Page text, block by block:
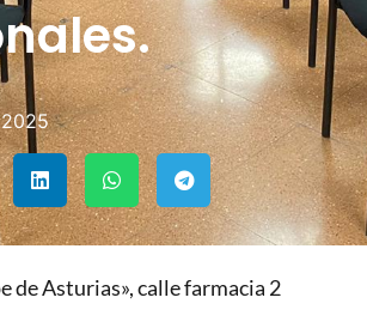
de Asturias», calle farmacia 2